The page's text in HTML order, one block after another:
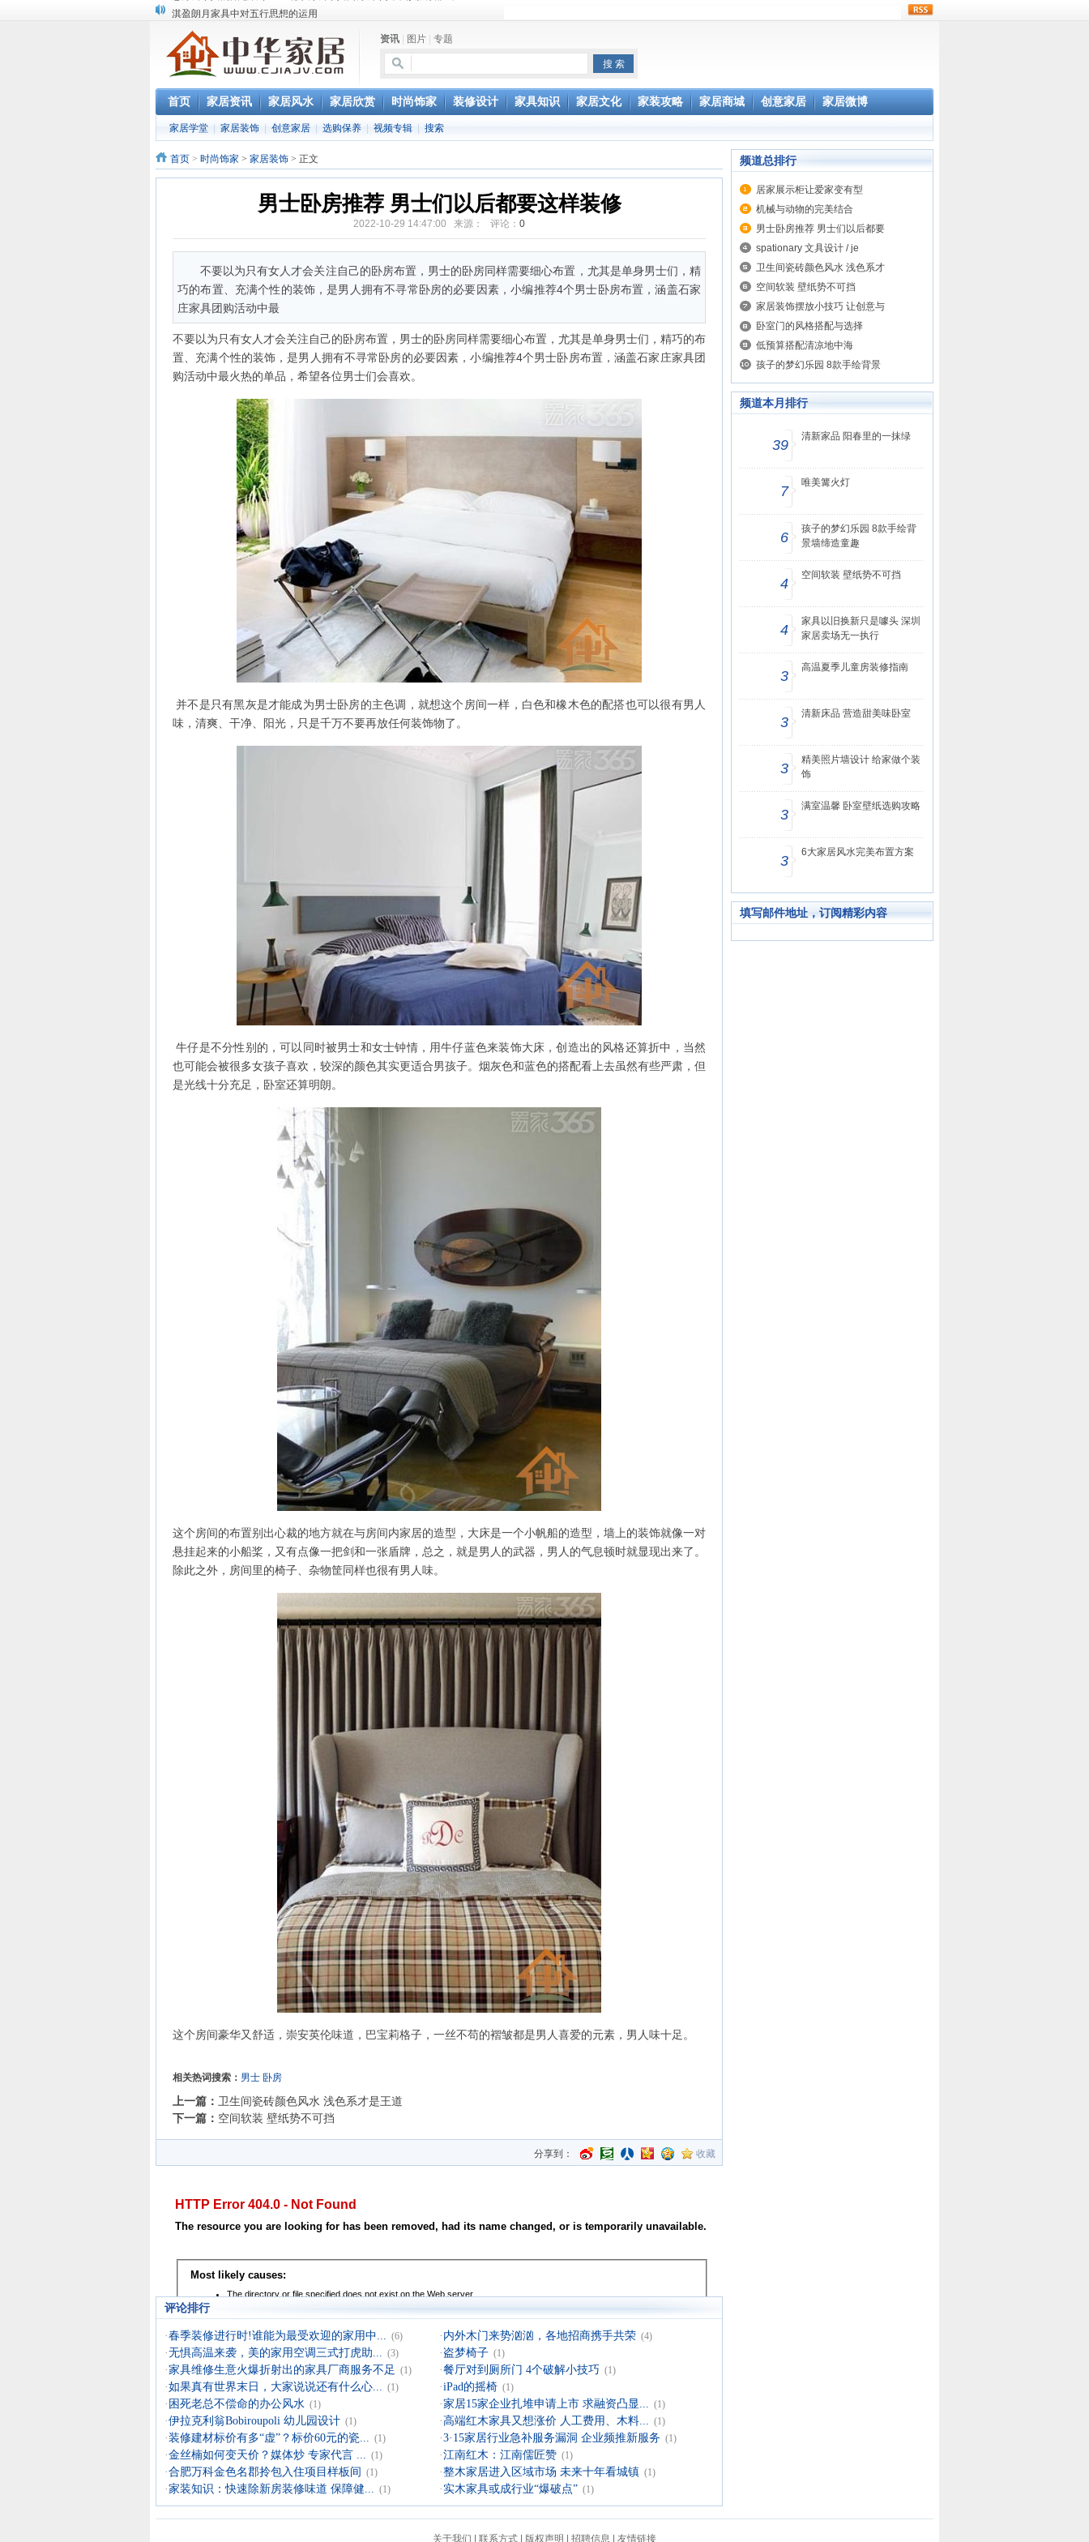
淇盈朗月家具中对五行思想的运用
还是“海尔冰箱造”!IEC国际保鲜标准再版
怎样用家具布置出好的办公室风水
您办公家具的贴心管家——北京办公家具网办公家具维修服务部成立
资讯 图片 专题
首页 家居资讯 家居风水 家居欣赏 时尚饰家 装修设计 家具知识 家居文化 家装攻略 家居商城 创意家居 家居微博
家居学堂 家居装饰 创意家居 选购保养 视频专辑 搜索
首页 > 时尚饰家 > 家居装饰 > 正文
男士卧房推荐 男士们以后都要这样装修
2022-10-29 14:47:00 来源： 评论： 0
不要以为只有女人才会关注自己的卧房布置，男士的卧房同样需要细心布置，尤其是单身男士们，精
巧的布置、充满个性的装饰，是男人拥有不寻常卧房的必要因素，小编推荐4个男士卧房布置，涵盖石家
庄家具团购活动中最
不要以为只有女人才会关注自己的卧房布置，男士的卧房同样需要细心布置，尤其是单身男士们，精巧的布
置、充满个性的装饰，是男人拥有不寻常卧房的必要因素，小编推荐4个男士卧房布置，涵盖石家庄家具团
购活动中最火热的单品，希望各位男士们会喜欢。
并不是只有黑灰是才能成为男士卧房的主色调，就想这个房间一样，白色和橡木色的配搭也可以很有男人
味，清爽、干净、阳光，只是千万不要再放任何装饰物了。
牛仔是不分性别的，可以同时被男士和女士钟情，用牛仔蓝色来装饰大床，创造出的风格还算折中，当然
也可能会被很多女孩子喜欢，较深的颜色其实更适合男孩子。烟灰色和蓝色的搭配看上去虽然有些严肃，但
是光线十分充足，卧室还算明朗。
这个房间的布置别出心裁的地方就在与房间内家居的造型，大床是一个小帆船的造型，墙上的装饰就像一对
悬挂起来的小船桨，又有点像一把剑和一张盾牌，总之，就是男人的武器，男人的气息顿时就显现出来了。
除此之外，房间里的椅子、杂物筐同样也很有男人味。
这个房间豪华又舒适，崇安英伦味道，巴宝莉格子，一丝不苟的褶皱都是男人喜爱的元素，男人味十足。
相关热词搜索： 男士 卧房
上一篇： 卫生间瓷砖颜色风水 浅色系才是王道
下一篇： 空间软装 壁纸势不可挡
分享到： 收藏
评论排行
·春季装修进行时!谁能为最受欢迎的家用中... (6) · 内外木门来势汹汹，各地招商携手共荣 (4)
·无惧高温来袭，美的家用空调三式打虎助... (3) · 盗梦椅子 (1)
·家具维修生意火爆折射出的家具厂商服务不足 (1) ·餐厅对到厕所门 4个破解小技巧 (1)
·如果真有世界末日，大家说说还有什么心... (1) ·iPad的摇椅 (1)
· 困死老总不偿命的办公风水 (1) ·家居15家企业扎堆申请上市 求融资凸显... (1)
·伊拉克利翁Bobiroupoli 幼儿园设计 (1) ·高端红木家具又想涨价 人工费用、木料... (1)
·装修建材标价有多“虚”？标价60元的瓷... (1) ·3·15家居行业急补服务漏洞 企业频推新服务 (1)
·金丝楠如何变天价？媒体炒 专家代言 ... (1) ·江南红木：江南儒匠赞 (1)
·合肥万科金色名郡拎包入住项目样板间 (1) ·整木家居进入区域市场 未来十年看城镇 (1)
·家装知识：快速除新房装修味道 保障健... (1) ·实木家具或成行业“爆破点” (1)
频道总排行
居家展示柜让爱家变有型
机械与动物的完美结合
男士卧房推荐 男士们以后都要
spationary 文具设计 / je
卫生间瓷砖颜色风水 浅色系才
空间软装 壁纸势不可挡
家居装饰摆放小技巧 让创意与
卧室门的风格搭配与选择
低预算搭配清凉地中海
孩子的梦幻乐园 8款手绘背景
频道本月排行
39
清新家品 阳春里的一抹绿
7
唯美篝火灯
6
孩子的梦幻乐园 8款手绘背
景墙缔造童趣
4
空间软装 壁纸势不可挡
4
家具以旧换新只是噱头 深圳
家居卖场无一执行
3
高温夏季儿童房装修指南
3
清新床品 营造甜美味卧室
3
精美照片墙设计 给家做个装
饰
3
满室温馨 卧室壁纸选购攻略
3
6大家居风水完美布置方案
填写邮件地址，订阅精彩内容
关于我们 联系方式 版权声明 招聘信息 友情链接